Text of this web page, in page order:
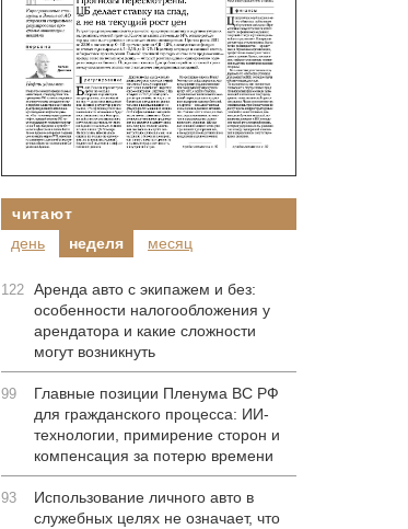
читают
день
неделя месяц
122 Аренда авто с экипажем и без:
особенности налогообложения у
арендатора и какие сложности
могут возникнуть
99
Главные позиции Пленума ВС РФ
для гражданского процесса: ИИ-
технологии, примирение сторон и
компенсация за потерю времени
93
Использование личного авто в
служебных целях не означает, что